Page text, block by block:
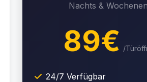
Nachts &
89€ /
24/7 Verfügbar